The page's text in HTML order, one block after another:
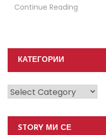
Continue Reading
КАТЕГОРИИ
Категории
STORY МИ СЕ